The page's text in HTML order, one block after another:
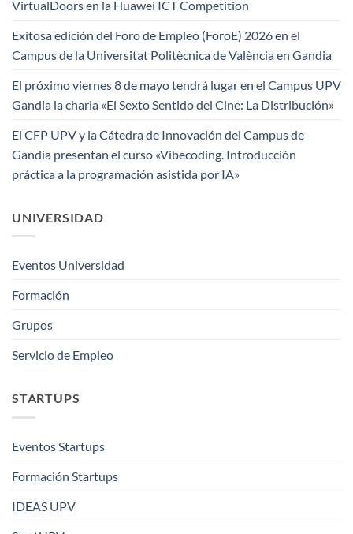
VirtualDoors en la Huawei ICT Competition
Exitosa edición del Foro de Empleo (ForoE) 2026 en el
Campus de la Universitat Politècnica de València en Gandia
El próximo viernes 8 de mayo tendrá lugar en el Campus UPV
Gandia la charla «El Sexto Sentido del Cine: La Distribución»
El CFP UPV y la Cátedra de Innovación del Campus de
Gandia presentan el curso «Vibecoding. Introducción
práctica a la programación asistida por IA»
UNIVERSIDAD
Eventos Universidad
Formación
Grupos
Servicio de Empleo
STARTUPS
Eventos Startups
Formación Startups
IDEAS UPV